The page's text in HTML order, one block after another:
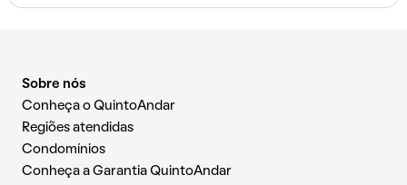
Sobre nós
Conheça o QuintoAndar
Regiões atendidas
Condomínios
Conheça a Garantia QuintoAndar